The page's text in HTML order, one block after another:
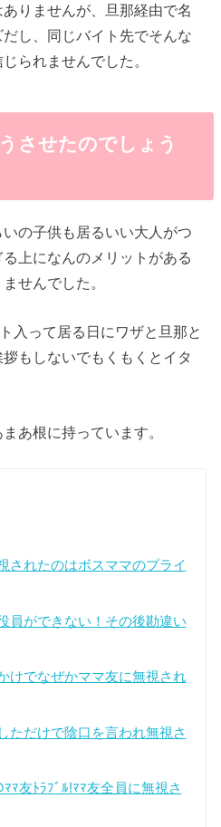
りませんが、旦那経由で名
し、同じバイト先でそんな
られませんでした。
させたのでしょう
の子供も居るいい大人がつ
上になんのメリットがある
せんでした。
入って居る日にワザと旦那と
もしないでもくもくとイタ
あ根に持っています。
されたのはボスママのプライ
員ができない！その後勘違い
けでなぜかママ友に無視され
ただけで陰口を言われ無視さ
ﾏ友ﾄﾗﾌﾞﾙ!ﾏﾏ友全員に無視さ